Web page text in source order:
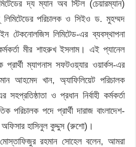
দ্য ম্যান অব স্টিল (চেয়ারম্যান)
লিমিটেডের পরিচালক ও সিইও ড. মুহম্মদ
টেকনোলজিস লিমিটেড-এর ব্যবস্থাপনা
মীর শাহরুখ ইসলাম। এই প্যানেল
প্রার্থী ম্যাগনাস সফটওয়্যার ওয়ার্কস-এর
আহমেদ খান, অ্যাফিলিয়েট পরিচালক
সহপ্রতিষ্ঠাতা ও প্রধান নির্বাহী কর্মকর্তা
পরিচালক পদে প্রার্থী দারাজ বাংলাদেশ-
অফিসার হাসিনুল কুদ্দুস (রুশো)।
মোস্তাফিজুর রহমান সোহেল বলেন, আমরা